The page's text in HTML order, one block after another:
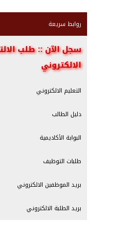
روابط سريعة
سجل الآن :: طلب
الالكتروني
التعليم الالكتروني
دليل الطالب
البوابة الأكاديمية
طلبات التوظيف
بريد الموظفين الالكتروني
بريد الطلبة الالكتروني